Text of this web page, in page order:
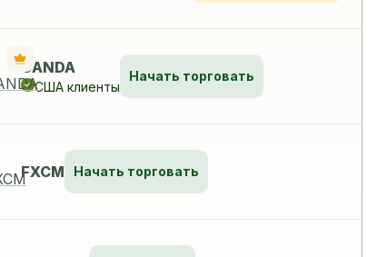
OANDA
США клиенты
Начать торговать
FXCM Начать торговать